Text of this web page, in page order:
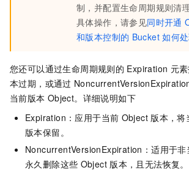
制，并配置生命周期规则清
具体操作，请参见同时开通
和版本控制的 Bucket 如何
您还可以通过生命周期规则的 Expiration 元
本过期，或通过
当前版本 Object。详细说明如下
Expiration：应用于当前 Object 版本，将
版本保留。
NoncurrentVersionExpiration：适用于非
永久删除这些 Object 版本，且无法恢复。